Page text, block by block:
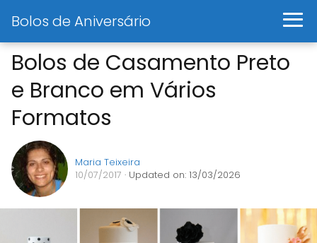
Bolos de Aniversário
Bolos de Casamento Preto
e Branco em Vários
Formatos
Maria Teixeira
10/07/2017 · Updated on: 13/03/2026